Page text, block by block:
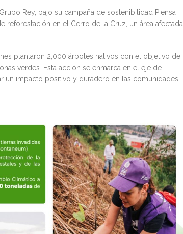
Rey, bajo su campaña de sostenibilidad Piensa
reforestación en el Cerro de la Cruz, un área afectada
plantaron 2,000 árboles nativos con el objetivo de
verdes. Esta acción se enmarca en el eje de
un impacto positivo y duradero en las comunidades